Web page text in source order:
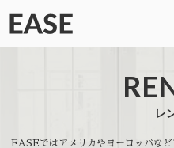
レ
EASEではアメリカやヨーロッパな